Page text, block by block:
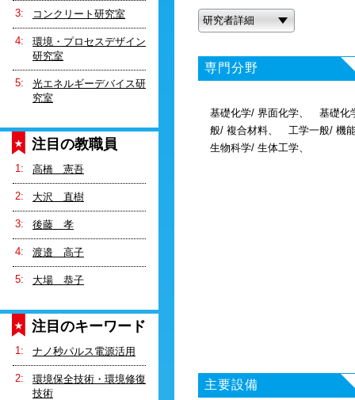
コンクリート研究室
環境・プロセスデザイン
研究室
光エネルギーデバイス研
究室
注目の教職員
高橋 憲吾
大沢 直樹
後藤 孝
渡邉 高子
大場 恭子
注目のキーワード
ナノ秒パルス電源活用
環境保全技術・環境修復
技術
研究者詳細
専門分野
基礎化学/ 界面化学、 基礎
般/ 複合材料、 工学一般/ 機
生物科学/ 生体工学、
主要設備